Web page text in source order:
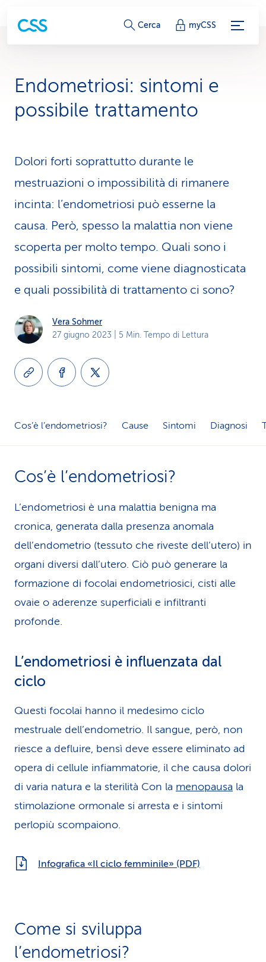
c
l
l
e
a
m
i
i
v
z
o
Cerca myCSS
Endometriosi: sintomi e
possibile trattamento
Dolori forti soprattutto durante le
mestruazioni o impossibilità di rimanere
incinta: l’endometriosi può esserne la
causa. Però, spesso la malattia non viene
scoperta per molto tempo. Quali sono i
possibili sintomi, come viene diagnosticata
e quali possibilità di trattamento ci sono?
Vera Sohmer
27 giugno 2023 | 5 Min. Tempo di Lettura
Cos’è l’endometriosi? Cause Sintomi Diagnosi
Cos’è l’endometriosi?
L’endometriosi è una malattia benigna ma
cronica, generata dalla presenza anomala
dell’endometrio (tessuto che riveste dell’utero) in
organi diversi dall’utero. Ciò può generare la
formazione di focolai endometriosici, cisti alle
ovaie o aderenze superficiali e infiltranti
profonde.
L’endometriosi è influenzata dal
ciclo
Questi focolai hanno il medesimo ciclo
mestruale dell’endometrio. Il sangue, però, non
riesce a defluire, bensì deve essere eliminato ad
opera di cellule infiammatorie, il che causa dolori
di varia natura e la sterilità Con la menopausa la
stimolazione ormonale si arresta e i sintomi
perlopiù scompaiono.
Infografica «Il ciclo femminile» (PDF)
Come si sviluppa
l’endometriosi?